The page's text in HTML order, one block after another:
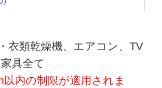
衣類乾燥機、エアコン、TV
具全て
内の制限が適用されま